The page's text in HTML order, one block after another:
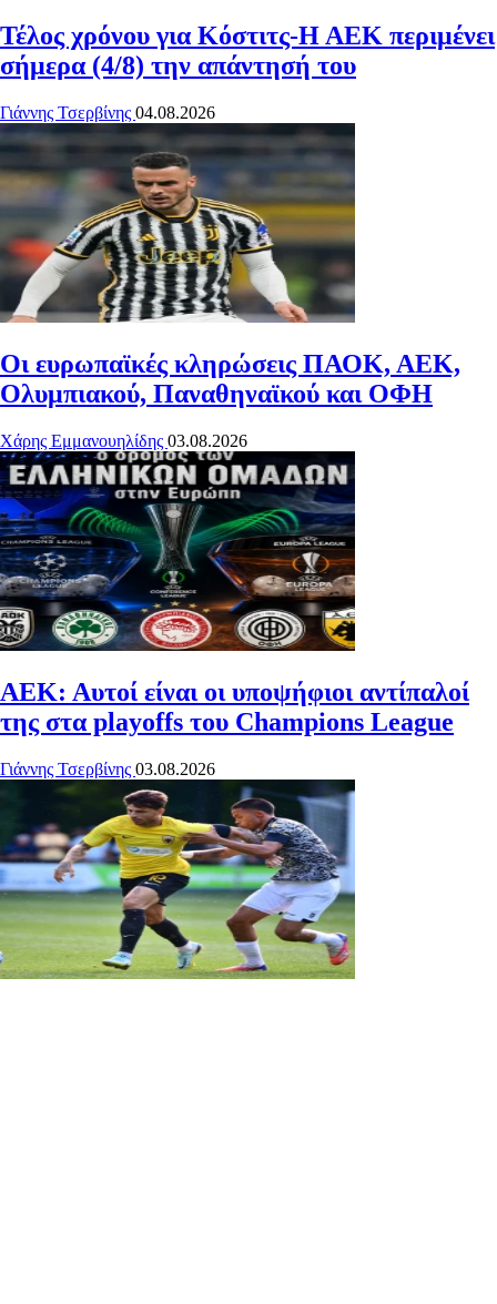
Τέλος χρόνου για Κόστιτς-Η ΑΕΚ περιμένει
σήμερα (4/8) την απάντησή του
Γιάννης Τσερβίνης 04.08.2026
Οι ευρωπαϊκές κληρώσεις ΠΑΟΚ, ΑΕΚ,
Ολυμπιακού, Παναθηναϊκού και ΟΦΗ
Χάρης Εμμανουηλίδης 03.08.2026
AEΚ: Αυτοί είναι οι υποψήφιοι αντίπαλοί
της στα playoffs του Champions League
Γιάννης Τσερβίνης 03.08.2026